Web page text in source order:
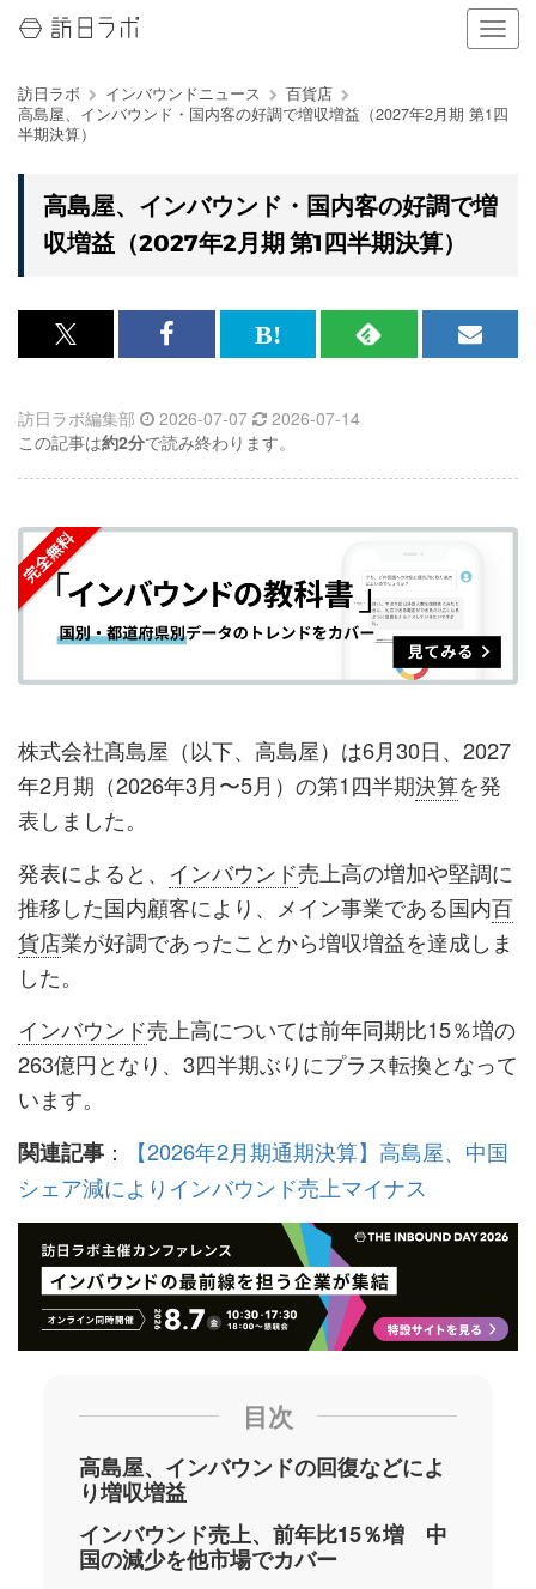
ナ
ビ
ー
シ
の
表
訪日ラボ インバウンドニュース
百貨店
高島屋、インバウンド・国内客の好調で増収増益（2027年2月期 第1四
半期決算）
高島屋、インバウンド・国内客の好調で増
収増益（2027年2月期 第1四半期決算）
x<br>
記
事
シ
ェ
ア
す
る
Facebook<br>
記
事
シ
ェ
ア
す
る
は
な
ブ
ク
マ
ー
ク
に
加
RSS
購
読
す
る
メ
録
す
訪日ラボ編集部 2026-07-07
2026-07-14
この記事は約2分で読み終わります。
株式会社髙島屋（以下、高島屋）は6月30日、2027
年2月期（2026年3月〜5月）の第1四半期決算を発
表しました。
発表によると、 インバウンド売上高の増加や堅調に
推移した国内顧客により、メイン事業である国内百
貨店業が好調であったことから増収増益を達成しま
した。
インバウンド売上高については前年同期比15％増の
263億円となり、3四半期ぶりにプラス転換となって
います。
関連記事 ：
【2026年2月期通期決算】高島屋、中国
シェア減によりインバウンド売上マイナス
目次
高島屋、インバウンドの回復などによ
り増収増益
インバウンド売上、前年比15％増 中
国の減少を他市場でカバー